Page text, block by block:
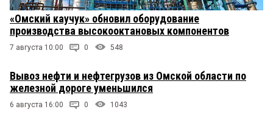
«Омский каучук» обновил оборудование
производства высокооктановых компонентов
7 августа 10:00 0 548
Вывоз нефти и нефтегрузов из Омской области по
железной дороге уменьшился
6 августа 16:00 0 1043